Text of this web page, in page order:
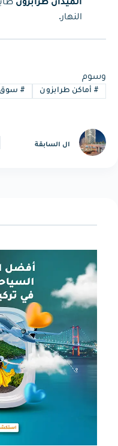
الميدان طرابزون
النهار.
وسوم
# أماكن طرابزون # سوق
ال السابقة